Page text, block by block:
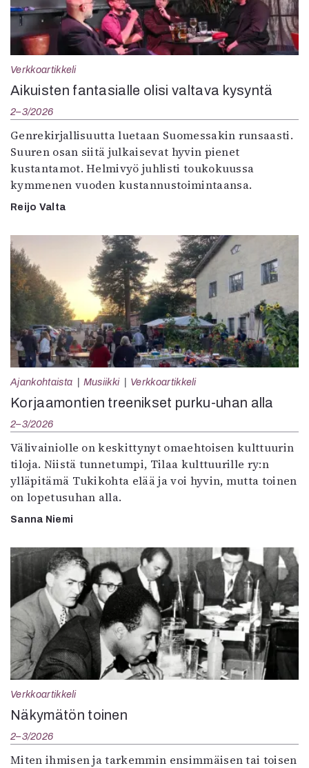
Verkkoartikkeli
Aikuisten fantasialle olisi valtava kysyntä
2–3/2026
Genrekirjallisuutta luetaan Suomessakin runsaasti.
Suuren osan siitä julkaisevat hyvin pienet
kustantamot. Helmivyö juhlisti toukokuussa
kymmenen vuoden kustannustoimintaansa.
Reijo Valta
Ajankohtaista Musiikki Verkkoartikkeli
Korjaamontien treenikset purku-uhan alla
2–3/2026
Välivainiolle on keskittynyt omaehtoisen kulttuurin
tiloja. Niistä tunnetumpi, Tilaa kulttuurille ry:n
ylläpitämä Tukikohta elää ja voi hyvin, mutta toinen
on lopetusuhan alla.
Sanna Niemi
Verkkoartikkeli
Näkymätön toinen
2–3/2026
Miten ihmisen ja tarkemmin ensimmäisen tai toisen